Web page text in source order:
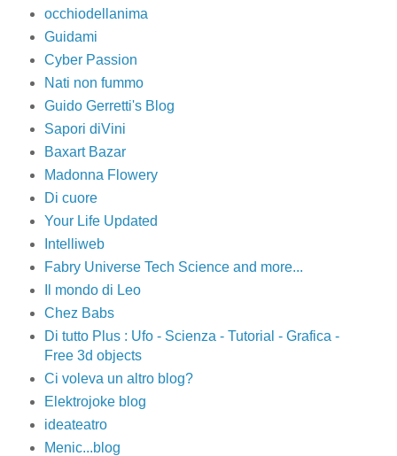
occhiodellanima
Guidami
Cyber Passion
Nati non fummo
Guido Gerretti's Blog
Sapori diVini
Baxart Bazar
Madonna Flowery
Di cuore
Your Life Updated
Intelliweb
Fabry Universe Tech Science and more...
Il mondo di Leo
Chez Babs
Di tutto Plus : Ufo - Scienza - Tutorial - Grafica -
Free 3d objects
Ci voleva un altro blog?
Elektrojoke blog
ideateatro
Menic...blog